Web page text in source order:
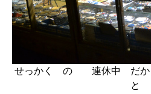
せっかく の 連休中 だ
と